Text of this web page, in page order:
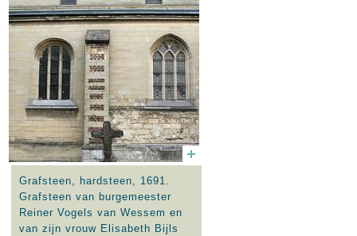
Grafsteen, hardsteen, 1691.
Grafsteen van burgemeester
Reiner Vogels van Wessem en
van zijn vrouw Elisabeth Bijls